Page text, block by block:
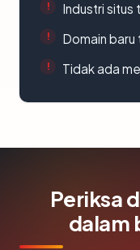
Industri situs
Domain
Tidak ada
Periksa
dalam